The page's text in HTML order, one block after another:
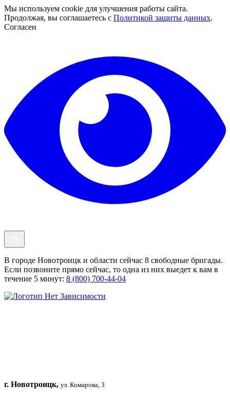
Мы используем cookie для улучшения работы сайта.
Продолжая, вы соглашаетесь с Политикой защиты данных.
Согласен
В городе Новотроицк и области сейчас 8 свободные бригады.
Если позвоните прямо сейчас, то одна из них выедет к вам в
течение 5 минут: 8 (800) 700-44-04
г. Новотроицк, ул. Комарова, 3